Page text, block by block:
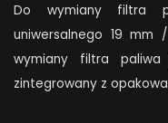
Do wymiany filtra
uniwersalnego 19 mm
wymiany filtra
zintegrowany z